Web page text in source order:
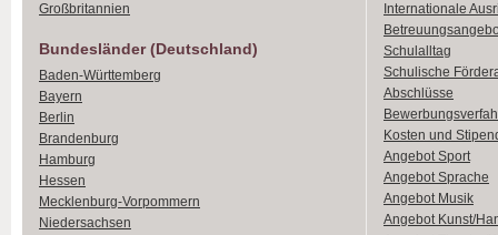
Großbritannien
Bundesländer (Deutschland)
Baden-Württemberg
Bayern
Berlin
Brandenburg
Hamburg
Hessen
Mecklenburg-Vorpommern
Niedersachsen
Internationale
Schulalltag
Schulische
Abschlüsse
Kosten und
Angebot Sport
Angebot Sprache
Angebot Musik
Angebot Kunst/